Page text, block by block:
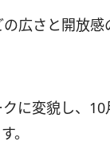
広さと開放
に変貌し、
。